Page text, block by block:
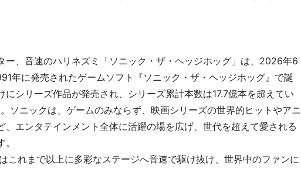
ー、音速のハリネズミ「ソニック・ザ・ヘッジホッグ」は、2026年6
年に発売されたゲームソフト『ソニック・ザ・ヘッジホッグ』で誕
シリーズ作品が発売され、シリーズ累計本数は17.7億本を超えてい
ソニックは、ゲームのみならず、映画シリーズの世界的ヒットやアニ
、エンタテインメント全体に活躍の場を広げ、世代を超えて愛される
これまで以上に多彩なステージへ音速で駆け抜け、世界中のファンに